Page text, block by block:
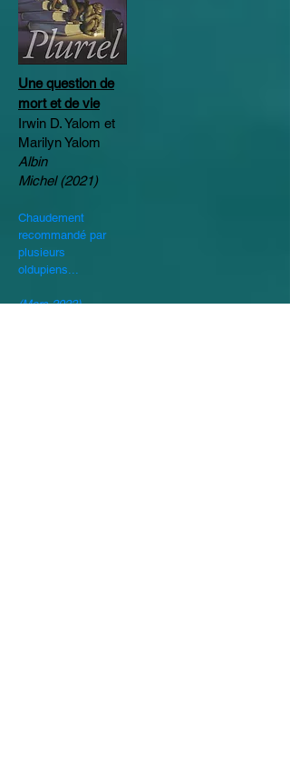
Une question de
mort et de vie
Irwin D. Yalom et
Marilyn Yalom
Albin
Michel(2021)
Chaudement
recommandé par
plusieurs
oldupiens...
(Mars 2022)